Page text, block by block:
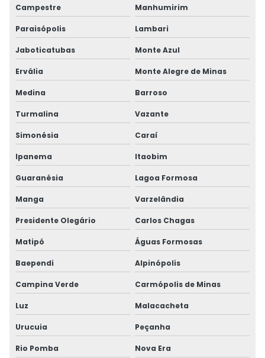
Campestre Manhumirim
Paraisópolis Lambari
Jaboticatubas Monte Azul
Ervália Monte Alegre de Minas
Medina Barroso
Turmalina Vazante
Simonésia Caraí
Ipanema Itaobim
Guaranésia Lagoa Formosa
Manga Varzelândia
Presidente Olegário Carlos Chagas
Matipó Águas Formosas
Baependi Alpinópolis
Campina Verde Carmópolis de Minas
Luz Malacacheta
Urucuia Peçanha
Rio Pomba Nova Era